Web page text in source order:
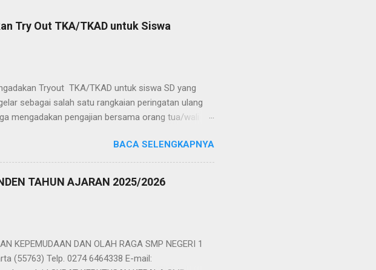
Try Out TKA/TKAD untuk Siswa
Tryout TKA/TKAD untuk siswa SD yang
sebagai salah satu rangkaian peringatan ulang
mengadakan pengajian bersama orang tua/wali
Sebagai rangkaian ulang tahun, Try Out tersebut
Indonesia, matematika, dan IPA/ Saint. Try Out itu
TKA/TKAD. Akhirnya setelah para
Hasilnya sebagai berikut : Juara pertama
Piring Sanden. Mereka bertiga berhak m...
BACA SELENGKAPNYA
TAHUN AJARAN 2025/2026
KEPEMUDAAN DAN OLAH RAGA SMP NEGERI 1
(55763) Telp. 0274 6464338 E-mail: